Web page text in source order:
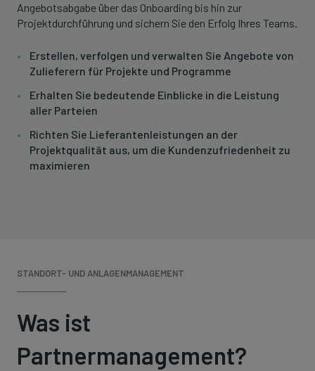
Angebotsabgabe über das Onboarding bis hin zur
Projektdurchführung und sichern Sie den Erfolg Ihres Teams.
Erstellen, verfolgen und verwalten Sie Angebote von
Zulieferern für Projekte und Programme
Erhalten Sie bedeutende Einblicke in die Leistung
aller Parteien
Richten Sie Lieferantenleistungen an der
Projektqualität aus, um die Kundenzufriedenheit zu
maximieren
STANDORT- UND ANLAGENMANAGEMENT
Was ist
Partnermanagement?